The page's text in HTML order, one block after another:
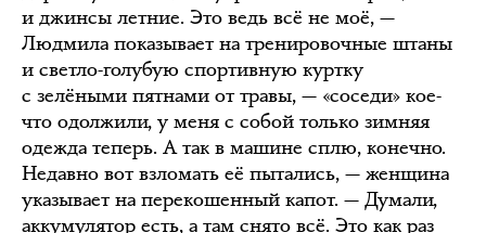
и джинсы летние. Это ведь всё не моё, —
Людмила показывает на тренировочные штаны
и светло-голубую спортивную куртку
с зелёными пятнами от травы, — «соседи» кое-
что одолжили, у меня с собой только зимняя
одежда теперь. А так в машине сплю, конечно.
Недавно вот взломать её пытались, — женщина
указывает на перекошенный капот. — Думали,
аккумулятор есть, а там снято всё. Это как раз